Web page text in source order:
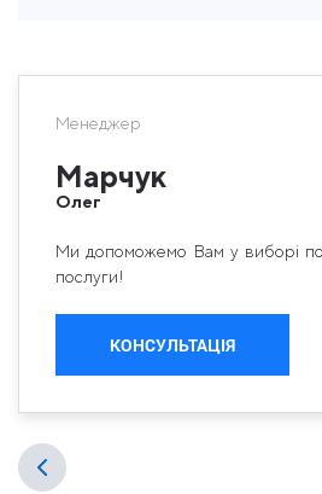
Менеджер
Марчук
Олег
Ми допоможемо Вам у виборі
послуги!
КОНСУЛЬТАЦІЯ